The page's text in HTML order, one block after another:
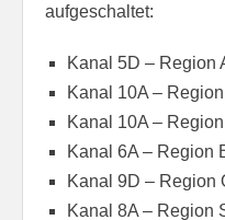
aufgeschaltet:
Kanal 5D – Region
Kanal 10A –
Kanal 10A –
Kanal 6A – Region
Kanal 9D – Region
Kanal 8A – Region